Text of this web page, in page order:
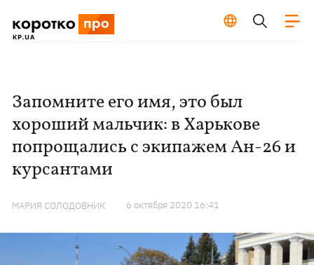
Запомните его имя, это был
хороший мальчик: в Харькове
попрощались с экипажем Ан-26 и
курсантами
МАРИЯ СОЛОДОВНИК 6 октября 2020 16:41